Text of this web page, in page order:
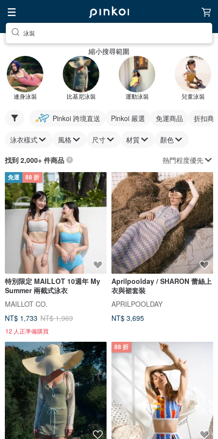
泳裝
縮小搜尋範圍
連身泳裝 比基尼泳裝 運動泳裝 兒童泳裝
Pinkoi 跨境直送 Pinkoi 嚴選 免運商品 折扣商
泳衣樣式 風格 尺寸 材質 顏色
找到 2,000+ 件商品 熱門程度優先
免運 88 折
特別限定 MAILLOT 10週年 My
Summer 兩截式泳衣
MAILLOT CO.
NT$ 1,733 NT$ 1,969
12 人正準備購買
Aprilpoolday / SHARON 蕾絲上
衣與裙套裝
APRILPOOLDAY
NT$ 3,695
88 折